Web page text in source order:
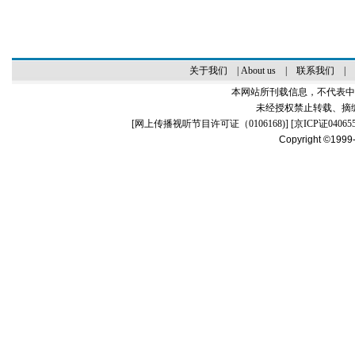
关于我们 About us| 联系我们
本网站所刊载信息，不代表
未经授权禁止转载、摘
[网上传播视听节目许可证（0106168)] [京ICP证
Copyright